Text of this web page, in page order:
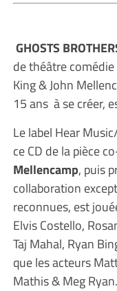
GHOSTS
de théâtre
King & John
15 ans à se créer,
Le label Hear
ce CD de la pièce
Mellencamp, puis
collaboration
reconnues, est
Elvis Costello,
Taj Mahal, Ryan
que les acteurs
Mathis & Meg Ryan.